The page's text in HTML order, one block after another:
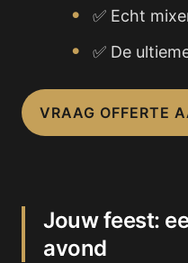
✅ Echt
✅ De
VRAAG OFFERTE
Jouw feest:
avond